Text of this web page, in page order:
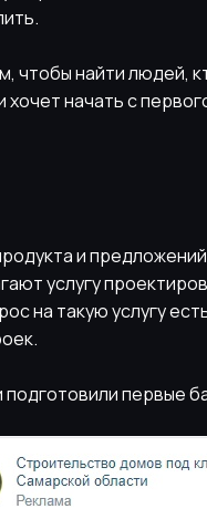
чтобы найти людей,
начать с
и
услугу
на такую услугу
первые